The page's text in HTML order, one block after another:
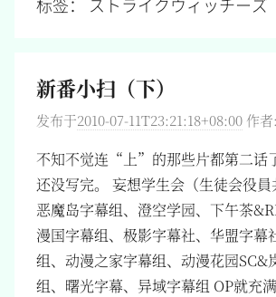
新番小扫（下）
发布于2010-07-11T23:21:18+08:00 作者:
不知不觉连“上”的那些片都第二话
还没写完。 妄想学生会（生徒会役員
恶魔岛字幕组、澄空学园、下午茶
漫国字幕组、极影字幕社、华盟字
组、动漫之家字幕组、动漫花园SC&
组、曙光字幕、异域字幕组 OP就